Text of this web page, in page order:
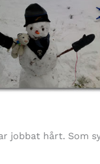
jobbat hårt. Som